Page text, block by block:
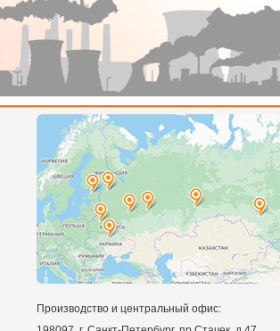
Производство и центральный офис: